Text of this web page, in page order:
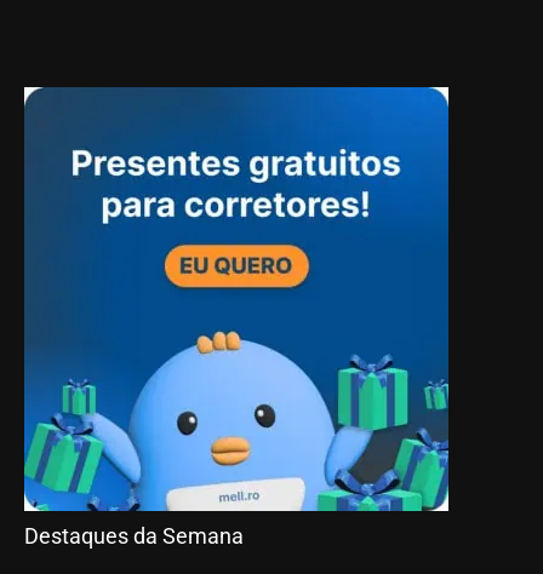
Destaques da Semana